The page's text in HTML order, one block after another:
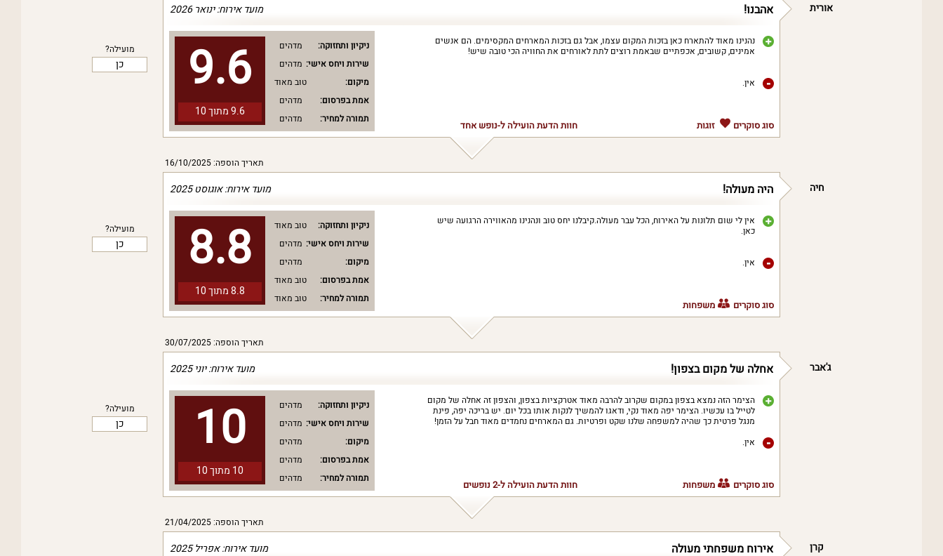
מועילה?
כן
מועד אירוח: ינואר 2026 אהבנו! אורית
9.6
9.6 מתוך 10
ניקיון ותחזוקה:
מדהים
שירות ויחס אישי: מדהים
מיקום:
טוב מאוד
אמת בפרסום:
מדהים
תמורה למחיר:
מדהים
נהנינו מאוד להתארח כאן בזכות המקום עצמו, אבל גם בזכות המארחים המקסימים. הם אנשים
אמינים, קשובים, אכפתיים שבאמת רוצים לתת לאורחים את החוויה הכי טובה שיש!
אין.
סוג סוקרים זוגות חוות הדעת הועילה ל-נופש אחד
תאריך הוספה: 16/10/2025
מועילה?
כן
מועד אירוח: אוגוסט 2025 היה מעולה! חיה
8.8
8.8 מתוך 10
ניקיון ותחזוקה:
טוב מאוד
שירות ויחס אישי: מדהים
מיקום:
מדהים
אמת בפרסום:
טוב מאוד
תמורה למחיר:
טוב מאוד
אין לי שום תלונות על האירוח, הכל עבר מעולה.קיבלנו יחס טוב ונהנינו מהאווירה הרגועה שיש
כאן.
אין.
סוג סוקרים משפחות
תאריך הוספה: 30/07/2025
מועילה?
כן
מועד אירוח: יוני 2025 אחלה של מקום בצפון! ג'אבר
10
10 מתוך 10
ניקיון ותחזוקה:
מדהים
שירות ויחס אישי: מדהים
מיקום:
מדהים
אמת בפרסום:
מדהים
תמורה למחיר:
מדהים
הצימר הזה נמצא בצפון במקום שקרוב להרבה מאוד אטרקציות בצפון, והצפון זה אחלה של מקום
לטייל בו עכשיו. הצימר יפה מאוד נקי, ודאגו להמשיך לנקות אותו בכל יום. יש בריכה יפה, פינת
מנגל פרטית כך שהיה למשפחה שלנו שקט ופרטיות. גם המארחים נחמדים מאוד חבל על הזמן!
אין.
סוג סוקרים משפחות חוות הדעת הועילה ל-2 נופשים
תאריך הוספה: 21/04/2025
מועד אירוח: אפריל 2025 אירוח משפחתי מעולה קרן